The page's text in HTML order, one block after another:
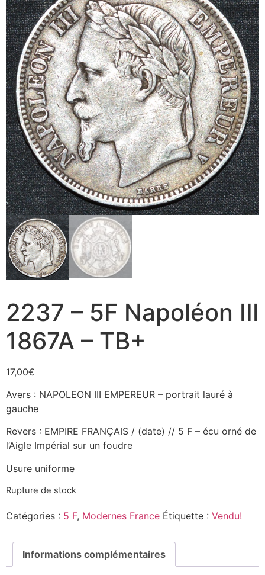
2237 – 5F Napoléon III
1867A – TB+
17,00€
Avers : NAPOLEON III EMPEREUR – portrait lauré à
gauche
Revers : EMPIRE FRANÇAIS / (date) // 5 F – écu orné de
l’Aigle Impérial sur un foudre
Usure uniforme
Rupture de stock
Catégories : 5 F, Modernes France Étiquette : Vendu!
Informations complémentaires